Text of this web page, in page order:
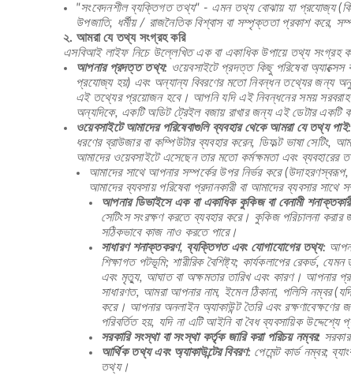
"সংবেদনশীল ব্যক্তিগত তথ্য" - এমন তথ্য বোঝায় যা প্রযোজ্য
উপজাতি, ধর্মীয় / রাজনৈতিক বিশ্বাস বা সম্পৃক্ততা প্রকাশ করে,
২. আমরা যে তথ্য সংগ্রহ করি
এসবিআই লাইফ নিচে উল্লেখিত এক বা একাধিক উপায়ে তথ্য সংগ্রহ
আপনার প্রদত্ত তথ্য: ওয়েবসাইটে প্রদত্ত কিছু পরিষেবা
প্রযোজ্য হয়) এবং অন্যান্য বিবরণের মতো নিবন্ধন তথ্যের জন্য
এই তথ্যের প্রয়োজন হবে। আপনি যদি এই নিবন্ধনের সময় সরবরাহ
অন্যদিকে, একটি অডিট ট্রেইল বজায় রাখার জন্য এই ডেটার একটি
ওয়েবসাইটে আমাদের পরিষেবাগুলি ব্যবহার থেকে আমরা যে তথ্য পাই:
ধরণের ব্রাউজার বা কম্পিউটার ব্যবহার করেন, ডিফল্ট ভাষা
আমাদের ওয়েবসাইটে এসেছেন তার মতো কর্মক্ষমতা এবং
আমাদের সাথে আপনার সম্পর্কের উপর নির্ভর করে
আমাদের ব্যবসায় পরিষেবা প্রদানকারী বা আমাদের ব্যবসার
আপনার ডিভাইসে এক বা একাধিক কুকিজ বা বেনামী
সেটিংস সংরক্ষণ করতে ব্যবহার করে। কুকিজ পরিচালনা
সঠিকভাবে কাজ নাও করতে পারে।
সাধারণ শনাক্তকরণ, ব্যক্তিগত এবং যোগাযোগের তথ্য:
শিক্ষাগত পটভূমি; শারীরিক বৈশিষ্ট্য; কার্যকলাপের রেকর্ড,
এবং মৃত্যু, আঘাত বা অক্ষমতার তারিখ এবং কারণ। আপনার
সাধারণত, আমরা আপনার নাম, ইমেল ঠিকানা, পলিসি নম্বর
করে। আপনার অনলাইন অ্যাকাউন্ট তৈরি এবং
পরিবর্তিত হয়, যদি না এটি আইনি বা বৈধ ব্যবসায়িক
সরকারি সংস্থা বা সংস্থা কর্তৃক জারি করা পরিচয় নম্বর:
আর্থিক তথ্য এবং অ্যাকাউন্টের বিবরণ:পেমেন্ট কার্ড নম্বর;
তথ্য।